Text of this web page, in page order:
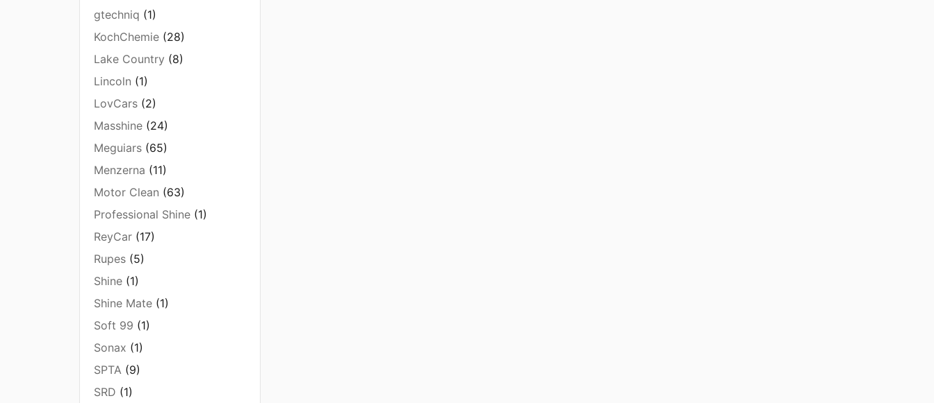
gtechniq (1)
KochChemie (28)
Lake Country (8)
Lincoln (1)
LovCars (2)
Masshine (24)
Meguiars (65)
Menzerna (11)
Motor Clean (63)
Professional Shine (1)
ReyCar (17)
Rupes (5)
Shine (1)
Shine Mate (1)
Soft 99 (1)
Sonax (1)
SPTA (9)
SRD (1)